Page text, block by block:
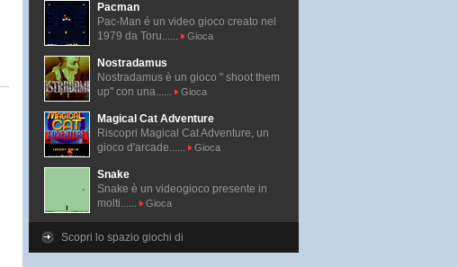
Pacman
Pac-Man é un video gioco creato nel
1979 da Toru......
Gioca
Nostradamus
Nostradamus è un gioco " shoot them
up" con una......
Gioca
Magical Cat Adventure
Riscopri Magical Cat Adventure, un
gioco d'arcade......
Gioca
Snake
Snake è un videogioco presente in
molti......
Gioca
Scopri lo spazio giochi di